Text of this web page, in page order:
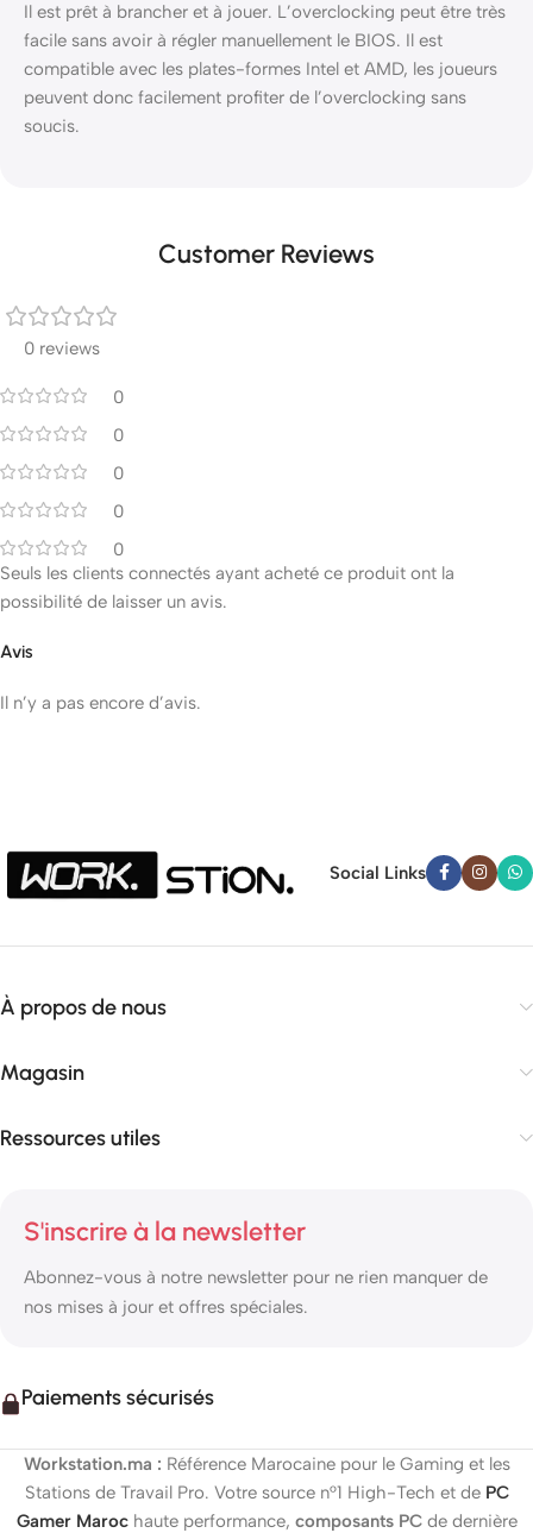
Il est prêt à brancher et à jouer. L’overclocking peut être très
facile sans avoir à régler manuellement le BIOS. Il est
compatible avec les plates-formes Intel et AMD, les joueurs
peuvent donc facilement profiter de l’overclocking sans
soucis.
Customer Reviews
0 reviews
0
0
0
0
0
Avis
Il n’y a pas encore d’avis.
Seuls les clients connectés ayant acheté ce produit ont la
possibilité de laisser un avis.
Social Links
À propos de nous
Magasin
Ressources utiles
S'inscrire à la newsletter
Abonnez-vous à notre newsletter pour ne rien manquer de
nos mises à jour et offres spéciales.
Paiements sécurisés
Workstation.ma : Référence Marocaine pour le Gaming et les
Stations de Travail Pro. Votre source n°1 High-Tech et de PC
Gamer Marochaute performance, composants PCde dernière